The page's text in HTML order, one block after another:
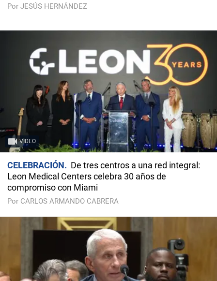
Por JESÚS HERNÁNDEZ
VIDEO
CELEBRACIÓN
De tres centros a una red integral:
Leon Medical Centers celebra 30 años de
compromiso con Miami
Por CARLOS ARMANDO CABRERA